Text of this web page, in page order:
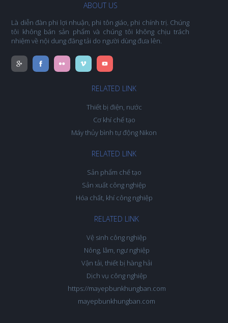
ABOUT US
Là diễn đàn phi lợi nhuận, phi tôn giáo, phi chính trị. Chúng
tôi không bán sản phẩm và chúng tôi không chịu trách
nhiệm về nội dung đăng tải do người dùng đưa lên.
RELATED LINK
Thiết bị điện, nước
Cơ khí chế tạo
Máy thủy bình tự động Nikon
RELATED LINK
Sản phẩm chế tạo
Sản xuất công nghiệp
Hóa chất, khí công nghiệp
RELATED LINK
Vệ sinh công nghiệp
Nông, lâm, ngư nghiệp
Vận tải, thiết bị hàng hải
Dịch vụ công nghiệp
https://mayepbunkhungban.com
mayepbunkhungban.com